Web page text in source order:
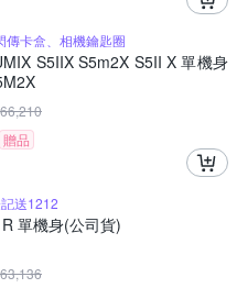
傳卡盒、相機鑰匙圈
S5IIX S5m2X S5II X 單機身
66,210
贈品
送1212
單機身(公司貨)
63,136